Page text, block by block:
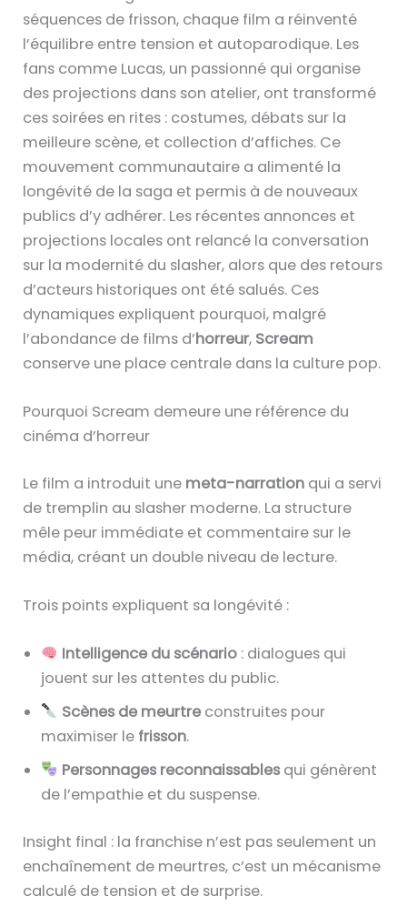
séquences de frisson, chaque film a réinventé
l’équilibre entre tension et autoparodique. Les
fans comme Lucas, un passionné qui organise
des projections dans son atelier, ont transformé
ces soirées en rites : costumes, débats sur la
meilleure scène, et collection d’affiches. Ce
mouvement communautaire a alimenté la
longévité de la saga et permis à de nouveaux
publics d’y adhérer. Les récentes annonces et
projections locales ont relancé la conversation
sur la modernité du slasher, alors que des retours
d’acteurs historiques ont été salués. Ces
dynamiques expliquent pourquoi, malgré
l’abondance de films d’horreur, Scream
conserve une place centrale dans la culture pop.
Pourquoi Scream demeure une référence du
cinéma d’horreur
Le film a introduit une meta-narration qui a servi
de tremplin au slasher moderne. La structure
mêle peur immédiate et commentaire sur le
média, créant un double niveau de lecture.
Trois points expliquent sa longévité :
Intelligence du scénario: dialogues qui
jouent sur les attentes du public.
Scènes de meurtreconstruites pour
maximiser le frisson.
Personnages reconnaissablesqui génèrent
de l’empathie et du suspense.
Insight final : la franchise n’est pas seulement un
enchaînement de meurtres, c’est un mécanisme
calculé de tension et de surprise.